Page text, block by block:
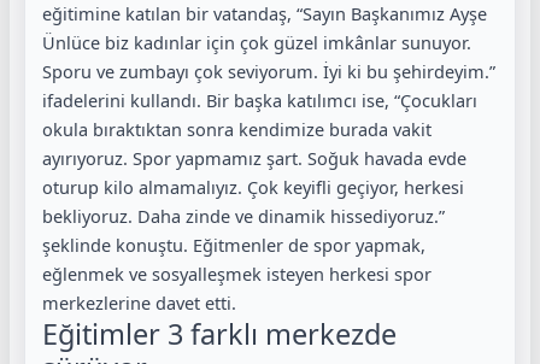
eğitimine katılan bir vatandaş, “Sayın Başkanımız Ayşe
Ünlüce biz kadınlar için çok güzel imkânlar sunuyor.
Sporu ve zumbayı çok seviyorum. İyi ki bu şehirdeyim.”
ifadelerini kullandı. Bir başka katılımcı ise, “Çocukları
okula bıraktıktan sonra kendimize burada vakit
ayırıyoruz. Spor yapmamız şart. Soğuk havada evde
oturup kilo almamalıyız. Çok keyifli geçiyor, herkesi
bekliyoruz. Daha zinde ve dinamik hissediyoruz.”
şeklinde konuştu. Eğitmenler de spor yapmak,
eğlenmek ve sosyalleşmek isteyen herkesi spor
merkezlerine davet etti.
Eğitimler 3 farklı merkezde